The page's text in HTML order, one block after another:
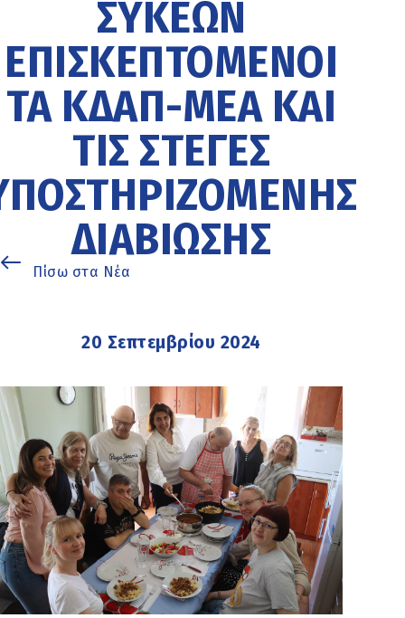
ΣΥΚΕΏΝ
ΕΠΙΣΚΕΠΤΌΜΕΝΟΙ
ΤΑ ΚΔΑΠ-ΜΕΑ ΚΑΙ
ΤΙΣ ΣΤΈΓΕΣ
ΔΙΑΒΊΩΣΗΣ
Πίσω στα Νέα
20 Σεπτεμβρίου 2024